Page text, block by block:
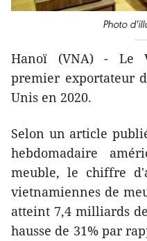
Photo
Hanoï (VNA) - Le
premier exportateur
Unis en 2020.
Selon un article
hebdomadaire
meuble, le chiffre
vietnamiennes de
atteint 7,4 milliards
hausse de 31% par